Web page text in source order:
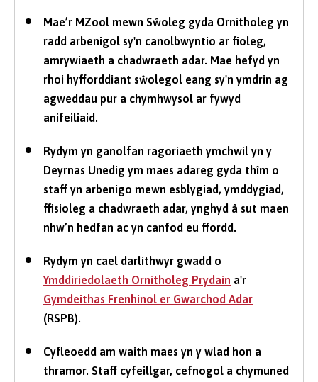
Mae’r MZool mewn Sŵoleg gyda Ornitholeg yn
radd arbenigol sy'n canolbwyntio ar fioleg,
amrywiaeth a chadwraeth adar. Mae hefyd yn
rhoi hyfforddiant sŵolegol eang sy'n ymdrin ag
agweddau pur a chymhwysol ar fywyd
anifeiliaid.
Rydym yn ganolfan ragoriaeth ymchwil yn y
Deyrnas Unedig ym maes adareg gyda thîm o
staff yn arbenigo mewn esblygiad, ymddygiad,
ffisioleg a chadwraeth adar, ynghyd â sut maen
nhw’n hedfan ac yn canfod eu ffordd.
Rydym yn cael darlithwyr gwadd o
Ymddiriedolaeth Ornitholeg Prydain a'r
Gymdeithas Frenhinol er Gwarchod Adar
(RSPB).
Cyfleoedd am waith maes yn y wlad hon a
thramor. Staff cyfeillgar, cefnogol a chymuned